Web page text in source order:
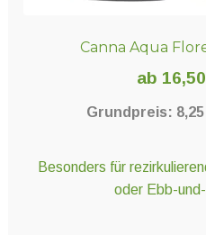
Canna Aqua
ab
Grundpreis: 8,25
Besonders für
oder Ebb-